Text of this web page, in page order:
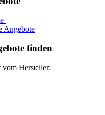
Angebote
finden
vom Hersteller: